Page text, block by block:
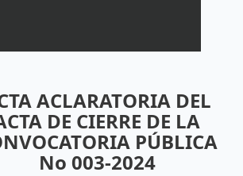
ACLARATORIA DEL
DE CIERRE DE LA
PÚBLICA
No 003-2024